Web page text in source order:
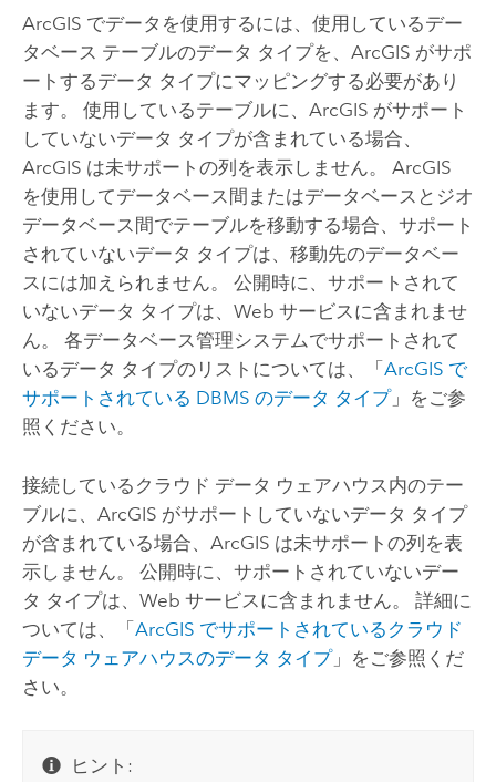
ArcGIS でデータを使用するには、使用しているデー
タベース テーブルのデータ タイプを、ArcGIS がサポ
ートするデータ タイプにマッピングする必要があり
ます。 使用しているテーブルに、ArcGIS がサポート
していないデータ タイプが含まれている場合、
ArcGIS は未サポートの列を表示しません。 ArcGIS
を使用してデータベース間またはデータベースとジオ
データベース間でテーブルを移動する場合、サポート
されていないデータ タイプは、移動先のデータベー
スには加えられません。 公開時に、サポートされて
いないデータ タイプは、Web サービスに含まれませ
ん。 各データベース管理システムでサポートされて
いるデータ タイプのリストについては、「 ArcGIS で
サポートされている DBMS のデータ タイプ」をご参
照ください。
接続しているクラウド データ ウェアハウス内のテー
ブルに、ArcGIS がサポートしていないデータ タイプ
が含まれている場合、ArcGIS は未サポートの列を表
示しません。 公開時に、サポートされていないデー
タ タイプは、Web サービスに含まれません。 詳細に
ついては、「ArcGIS でサポートされているクラウド
データ ウェアハウスのデータ タイプ」をご参照くだ
さい。
ヒント: